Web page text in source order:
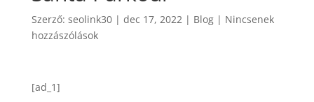
Szerző: seolink30| dec 17, 2022| Blog| Nincsenek
hozzászólások
[ad_1]